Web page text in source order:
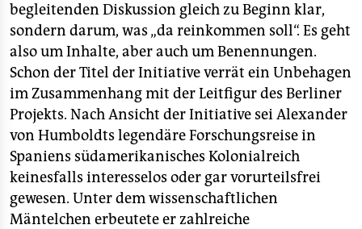
begleitenden Diskussion gleich zu Beginn klar,
sondern darum, was „da reinkommen soll“. Es geht
also um Inhalte, aber auch um Benennungen.
Schon der Titel der Initiative verrät ein Unbehagen
im Zusammenhang mit der Leitfigur des Berliner
Projekts. Nach Ansicht der Initiative sei Alexander
von Humboldts legendäre Forschungsreise in
Spaniens südamerikanisches Kolonialreich
keinesfalls interesselos oder gar vorurteilsfrei
gewesen. Unter dem wissenschaftlichen
Mäntelchen erbeutete er zahlreiche